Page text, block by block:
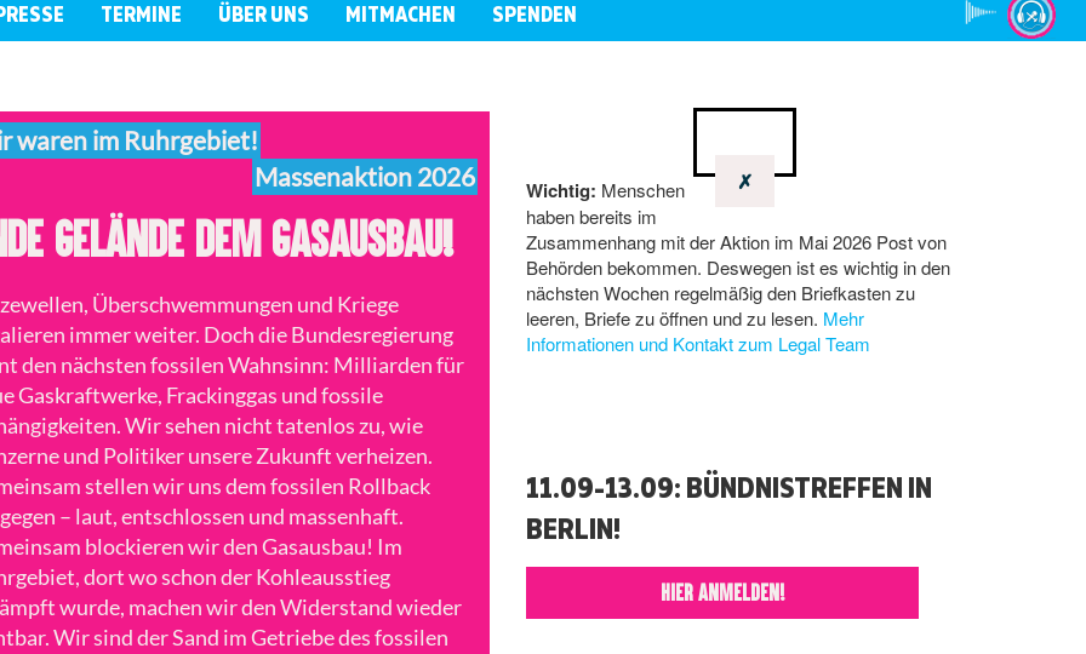
TERMINE ÜBER UNS MITMACHEN SPENDEN
waren im Ruhrgebiet!
Massenaktion 2026
Gelände dem Gasausbau!
Überschwemmungen und Kriege
immer weiter. Doch die Bundesregierung
den nächsten fossilen Wahnsinn: Milliarden für
Gaskraftwerke, Frackinggas und fossile
Wir sehen nicht tatenlos zu, wie
und Politiker unsere Zukunft verheizen.
stellen wir uns dem fossilen Rollback
– laut, entschlossen und massenhaft.
blockieren wir den Gasausbau! Im
dort wo schon der Kohleausstieg
wurde, machen wir den Widerstand wieder
Wir sind der Sand im Getriebe des fossilen
✗
Wichtig: Menschen
haben bereits im
Zusammenhang mit der Aktion im Mai 2026 Post von
Behörden bekommen. Deswegen ist es wichtig in den
nächsten Wochen regelmäßig den Briefkasten zu
leeren, Briefe zu öffnen und zu lesen. Mehr
Informationen und Kontakt zum Legal Team
11.09-13.09: BÜNDNISTREFFEN IN
BERLIN!
HIER ANMELDEN!